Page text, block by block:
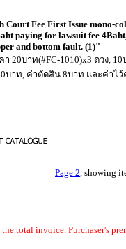
Fee First Issue mono-
paying for lawsuit fee
and bottom fault. (1)"
บาท(#FC-1010)x3 ดวง, 10
บาท, ค่าตัดสิน 8บาท และค่า
Page 2, showing
total invoice. Purchaser's